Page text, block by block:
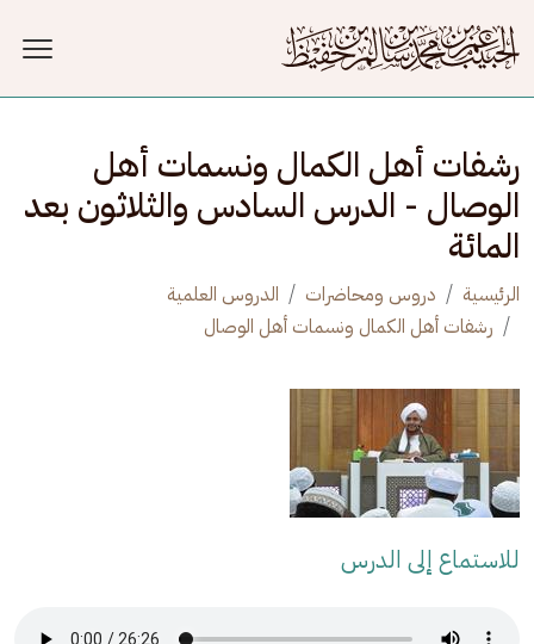
رشفات أهل الكمال ونسمات أهل
الوصال - الدرس السادس والثلاثون بعد
المائة
الرئيسية دروس ومحاضرات
الدروس العلمية
رشفات أهل الكمال ونسمات أهل الوصال
للاستماع إلى الدرس
Audio Stream